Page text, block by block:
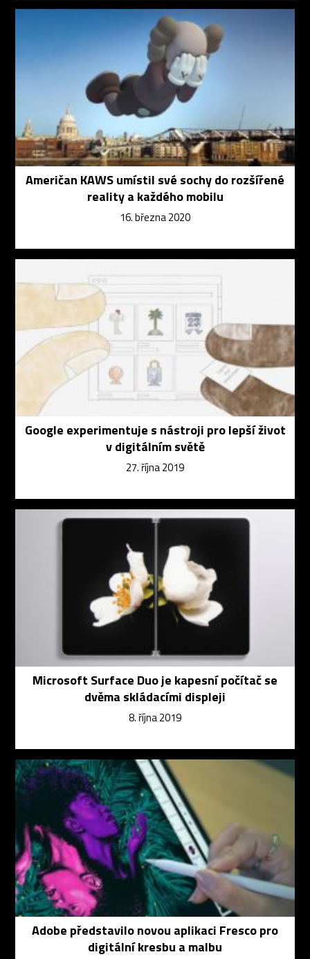
Američan KAWS umístil své sochy do rozšířené
reality a každého mobilu
16. března 2020
Google experimentuje s nástroji pro lepší život
v digitálním světě
27. října 2019
Microsoft Surface Duo je kapesní počítač se
dvěma skládacími displeji
8. října 2019
Adobe představilo novou aplikaci Fresco pro
digitální kresbu a malbu